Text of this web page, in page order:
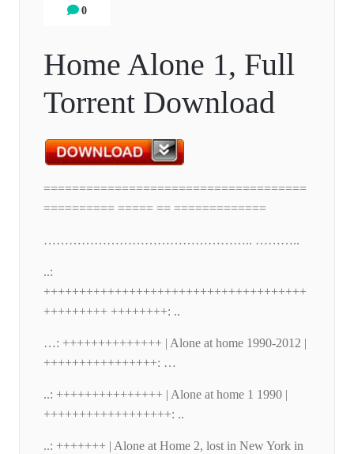
0
Home Alone 1, Full
Torrent Download
=====================================
========== ===== == =============
………………………………………….. ………..
..:
+++++++++++++++++++++++++++++++++++++
+++++++++ ++++++++: ..
…: ++++++++++++++ | Alone at home 1990-2012 |
++++++++++++++++: …
..: +++++++++++++++ | Alone at home 1 1990 |
++++++++++++++++++: ..
..: +++++++ | Alone at Home 2, lost in New York in